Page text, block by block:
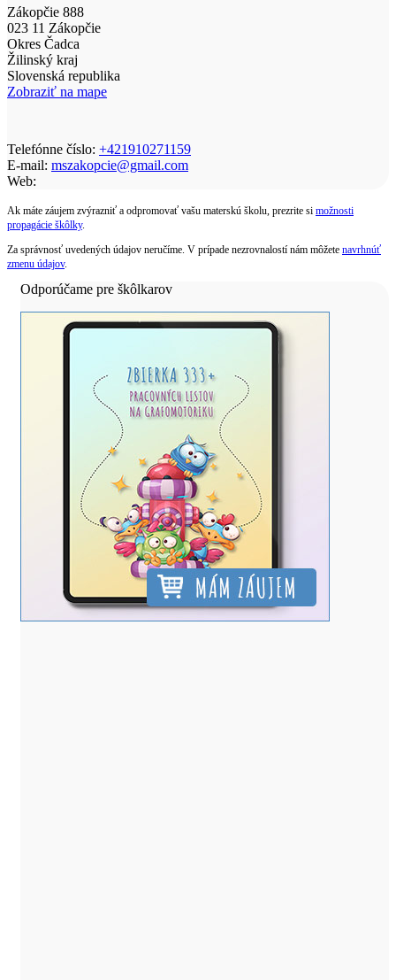
Zákopčie 888
023 11 Zákopčie
Okres Čadca
Žilinský kraj
Slovenská republika
Zobraziť na mape
Telefónne číslo: +421910271159
E-mail: mszakopcie@gmail.com
Web:
Ak máte záujem zvýrazniť a odpromovať vašu materskú školu, prezrite si možnosti
propagácie škôlky.
Za správnosť uvedených údajov neručíme. V prípade nezrovnalostí nám môžete navrhnúť
zmenu údajov.
Odporúčame pre škôlkarov